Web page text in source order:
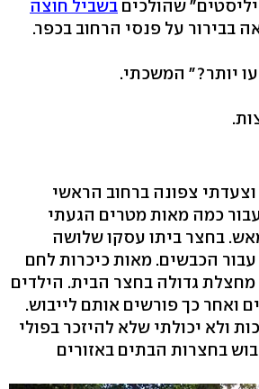
שהולכים בשביל חוצה
בבירור על פנסי הרחוב בכפר.
יותר?" המשכתי.
צפונה ברחוב הראשי
כמה מאות מטרים הגעתי
בחצר ביתו עסקו שלושה
עבור הכבשים. מאות כיכרות לחם
מחצלת גדולה בחצר הבית. הילדים
ואחר כך פורשים אותם לייבוש.
ולא יכולתי שלא להיזכר בפולי
בחצרות הבתים באזורים